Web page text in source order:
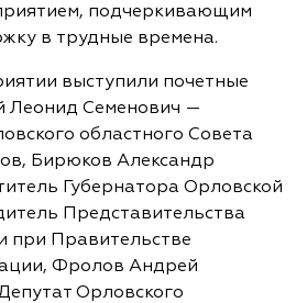
подчеркивающим
в трудные времена.
выступили почетные
Леонид Семенович —
областного Совета
Бирюков Александр
Губернатора Орловской
Представительства
при Правительстве
Фролов Андрей
Орловского